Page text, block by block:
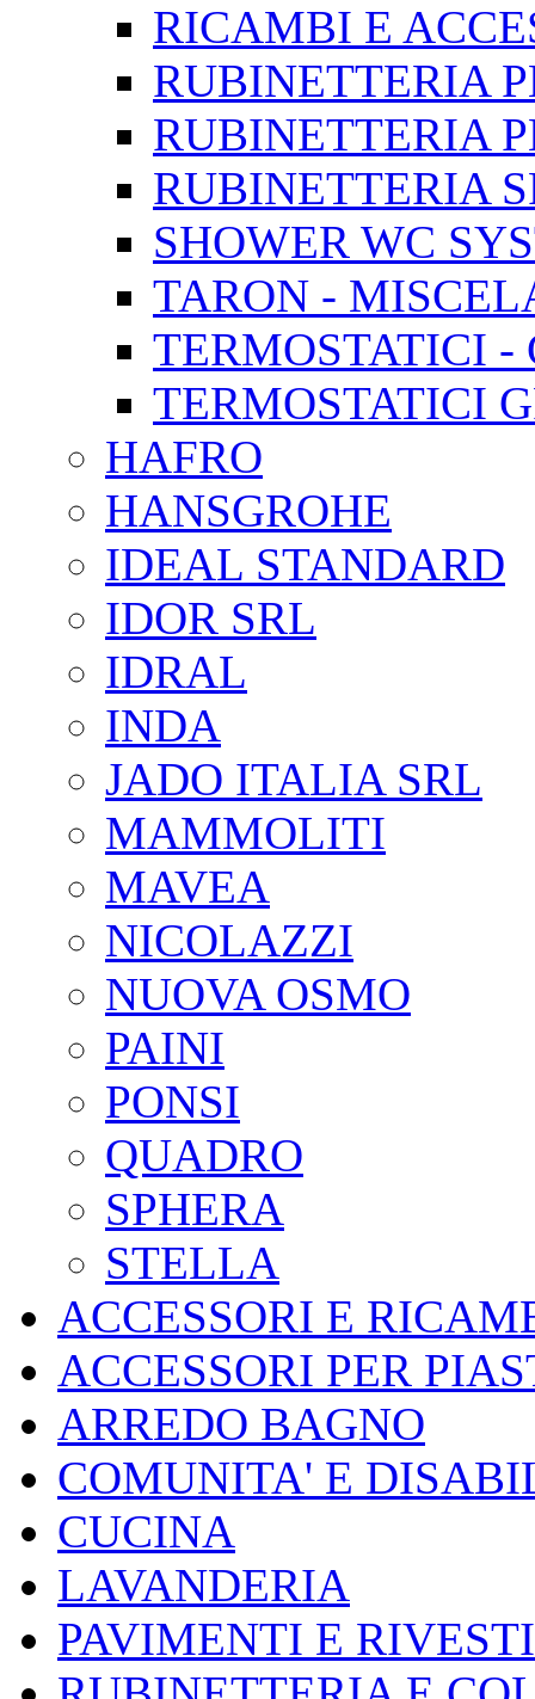
RICAMBI E
RUBINETTERIA
RUBINETTERIA
RUBINETTERIA
SHOWER WC
TARON -
TERMOSTATICI -
TERMOSTATICI
HAFRO
HANSGROHE
IDEAL STANDARD
IDOR SRL
IDRAL
INDA
JADO ITALIA SRL
MAMMOLITI
MAVEA
NICOLAZZI
NUOVA OSMO
PAINI
PONSI
QUADRO
SPHERA
STELLA
ACCESSORI E
ACCESSORI PER
ARREDO BAGNO
COMUNITA' E
CUCINA
LAVANDERIA
PAVIMENTI E